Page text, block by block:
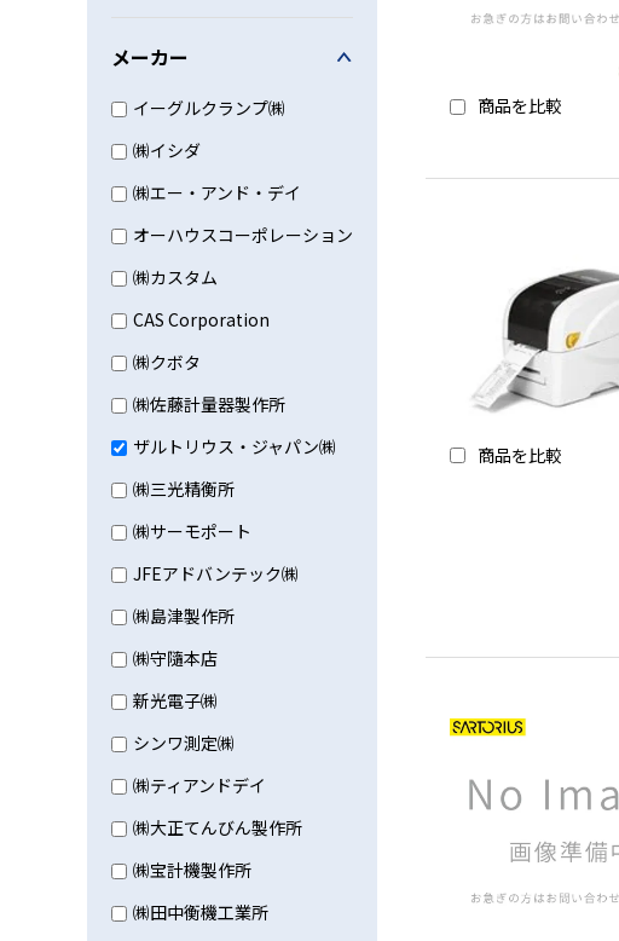
メーカー
イーグルクランプ㈱
㈱イシダ
㈱エー・アンド・デイ
オーハウスコーポレーション
㈱カスタム
CAS Corporation
㈱クボタ
㈱佐藤計量器製作所
ザルトリウス・ジャパン㈱
㈱三光精衡所
㈱サーモポート
JFEアドバンテック㈱
㈱島津製作所
㈱守隨本店
新光電子㈱
シンワ測定㈱
㈱ティアンドデイ
㈱大正てんびん製作所
㈱宝計機製作所
㈱田中衡機工業所
商品を比較
商品を比較